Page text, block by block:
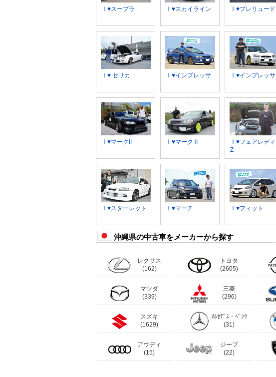
Ⅰ♥スープラ Ⅰ♥スカイライン Ⅰ♥プレリュード
Ⅰ♥ セリカ Ⅰ♥インプレッサ Ⅰ♥インプレッサ
Ⅰ♥マークII Ⅰ♥マークⅡ
Ⅰ♥フェアレディ
Z
Ⅰ♥スターレット Ⅰ♥マーチ Ⅰ♥フィット
沖縄県の中古車をメーカーから探す
レクサス
(162)
トヨタ
(2605)
マツダ
(339)
三菱
(296)
スズキ
(1629)
ﾒﾙｾﾃﾞｽ・ﾍﾞﾝﾂ
(31)
アウディ
(15)
ジープ
(22)